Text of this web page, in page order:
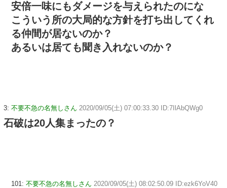
安倍一味にもダメージを与えられたのにな
こういう所の大局的な方針を打ち出してくれ
る仲間が居ないのか？
あるいは居ても聞き入れないのか？
3: 不要不急の名無しさん 2020/09/05(土) 07:00:33.30 ID:7IlAbQWg0
石破は20人集まったの？
101: 不要不急の名無しさん 2020/09/05(土) 08:02:50.09 ID:ezk6YoV40